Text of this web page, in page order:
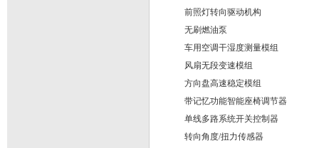
前照灯转向驱动机构
无刷燃油泵
车用空调干湿度测量模组
风扇无段变速模组
方向盘高速稳定模组
带记忆功能智能座椅调节器
单线多路系统开关控制器
转向角度/扭力传感器